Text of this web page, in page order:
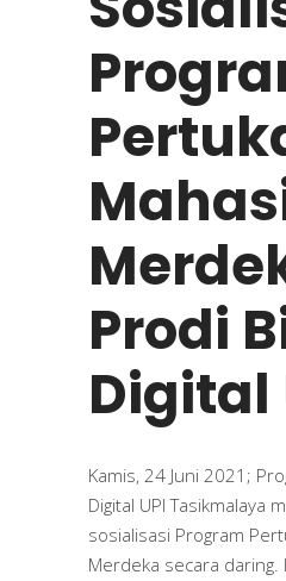
Prodi
Digital
Kamis, 24 Juni 2021;
Digital UPI Tasikmalaya
sosialisasi Program
Merdeka secara daring.